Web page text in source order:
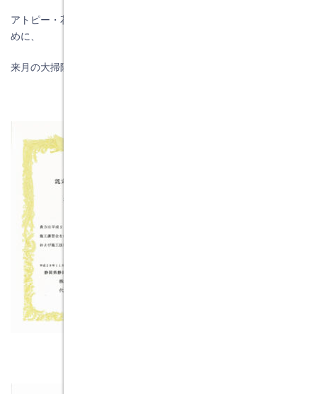
アトピー・花粉症には「エアープロット」が有効だと証明するた
めに、
来月の大掃除の時に、事務所と自宅に塗布してみます。